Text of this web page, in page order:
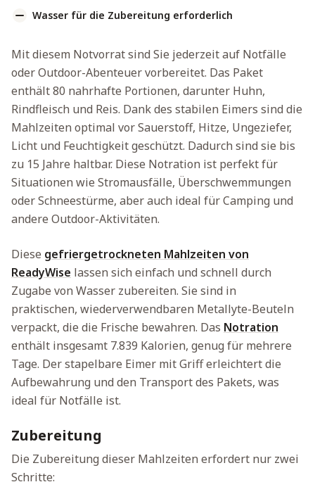
Wasser für die Zubereitung erforderlich
Mit diesem Notvorrat sind Sie jederzeit auf Notfälle
oder Outdoor-Abenteuer vorbereitet. Das Paket
enthält 80 nahrhafte Portionen, darunter Huhn,
Rindfleisch und Reis. Dank des stabilen Eimers sind die
Mahlzeiten optimal vor Sauerstoff, Hitze, Ungeziefer,
Licht und Feuchtigkeit geschützt. Dadurch sind sie bis
zu 15 Jahre haltbar. Diese Notration ist perfekt für
Situationen wie Stromausfälle, Überschwemmungen
oder Schneestürme, aber auch ideal für Camping und
andere Outdoor-Aktivitäten.
Diese gefriergetrockneten Mahlzeiten von
ReadyWise lassen sich einfach und schnell durch
Zugabe von Wasser zubereiten. Sie sind in
praktischen, wiederverwendbaren Metallyte-Beuteln
verpackt, die die Frische bewahren. Das Notration
enthält insgesamt 7.839 Kalorien, genug für mehrere
Tage. Der stapelbare Eimer mit Griff erleichtert die
Aufbewahrung und den Transport des Pakets, was
ideal für Notfälle ist.
Zubereitung
Die Zubereitung dieser Mahlzeiten erfordert nur zwei
Schritte: